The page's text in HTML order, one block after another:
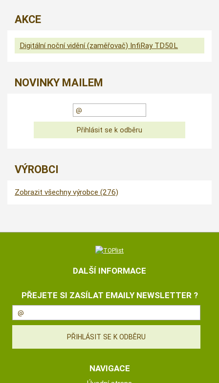
AKCE
Digitální noční vidění (zaměřovač) InfiRay TD50L
NOVINKY MAILEM
VÝROBCI
Zobrazit všechny výrobce (276)
DALŠÍ INFORMACE
PŘEJETE SI ZASÍLAT EMAILY NEWSLETTER ?
NAVIGACE